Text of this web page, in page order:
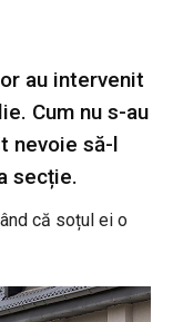
au intervenit
Cum nu s-au
nevoie să-l
secție.
că soțul ei o